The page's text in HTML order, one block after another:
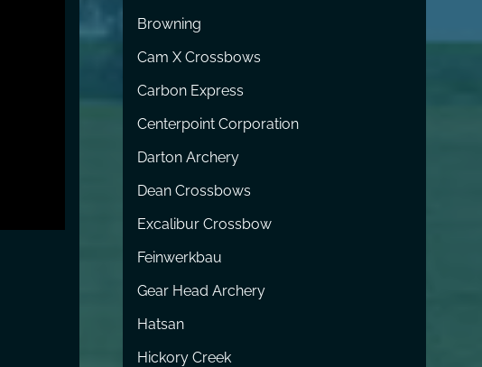
Browning
Cam X Crossbows
Carbon Express
Centerpoint Corporation
Darton Archery
Dean Crossbows
Excalibur Crossbow
Feinwerkbau
Gear Head Archery
Hatsan
Hickory Creek